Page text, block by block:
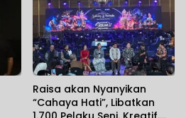
Raisa akan Nyanyikan
“Cahaya Hati”, Libatkan